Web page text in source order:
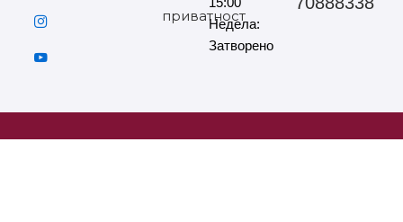
приватност
Недела:
Затворено